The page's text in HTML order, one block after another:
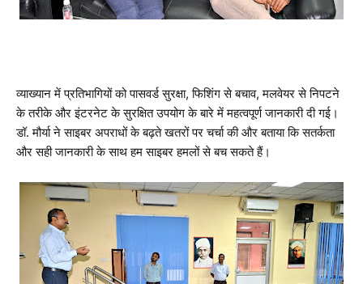
व्याख्यान में प्रतिभागियों को पासवर्ड सुरक्षा, फिशिंग से बचाव, मलवेयर से निपटने
के तरीके और इंटरनेट के सुरक्षित उपयोग के बारे में महत्वपूर्ण जानकारी दी गई।
डॉ. मौर्या ने साइबर अपराधों के बढ़ते खतरों पर चर्चा की और बताया कि सतर्कता
और सही जानकारी के साथ हम साइबर हमलों से बच सकते हैं।